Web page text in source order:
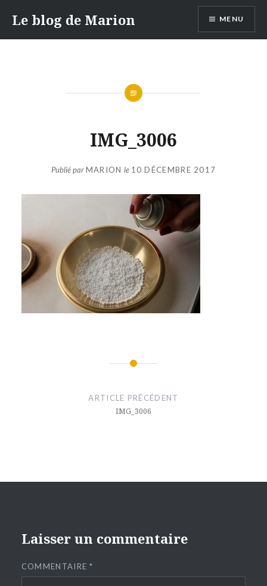
contenu
Le blog de Marion MENU
IMG_3006
Publié parMARION le 10 DÉCEMBRE 2017
ARTICLE PRÉCÉDENT
IMG_3006
Laisser un commentaire
COMMENTAIRE*